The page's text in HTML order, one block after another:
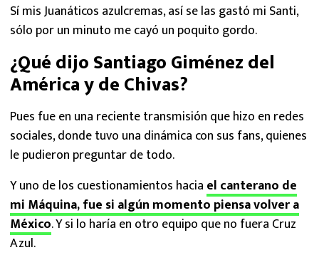
Sí mis Juanáticos azulcremas, así se las gastó mi Santi,
sólo por un minuto me cayó un poquito gordo.
¿Qué dijo Santiago Giménez del
América y de Chivas?
Pues fue en una reciente transmisión que hizo en redes
sociales, donde tuvo una dinámica con sus fans, quienes
le pudieron preguntar de todo.
Y uno de los cuestionamientos hacia el canterano de
mi Máquina, fue si algún momento piensa volver a
México. Y si lo haría en otro equipo que no fuera Cruz
Azul.